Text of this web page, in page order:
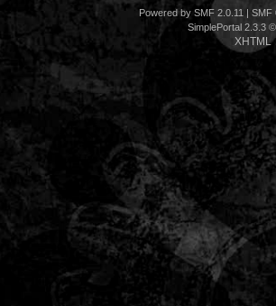
Powered by SMF 2.0.11 |SMF
SimplePortal 2.3.3
XHTML